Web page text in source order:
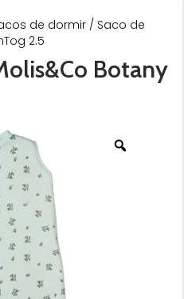
de dormir / Saco de
2.5
Botany